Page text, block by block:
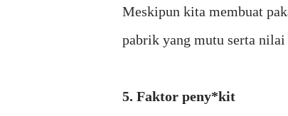
Meskipun kita membuat
pabrik yang mutu serta
5. Faktor peny*kit